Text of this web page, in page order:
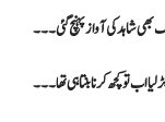
شاہد کی آواز پہنچ گئی۔۔۔
اب تو کچھ کرنا بنتا ہی تھا۔۔۔